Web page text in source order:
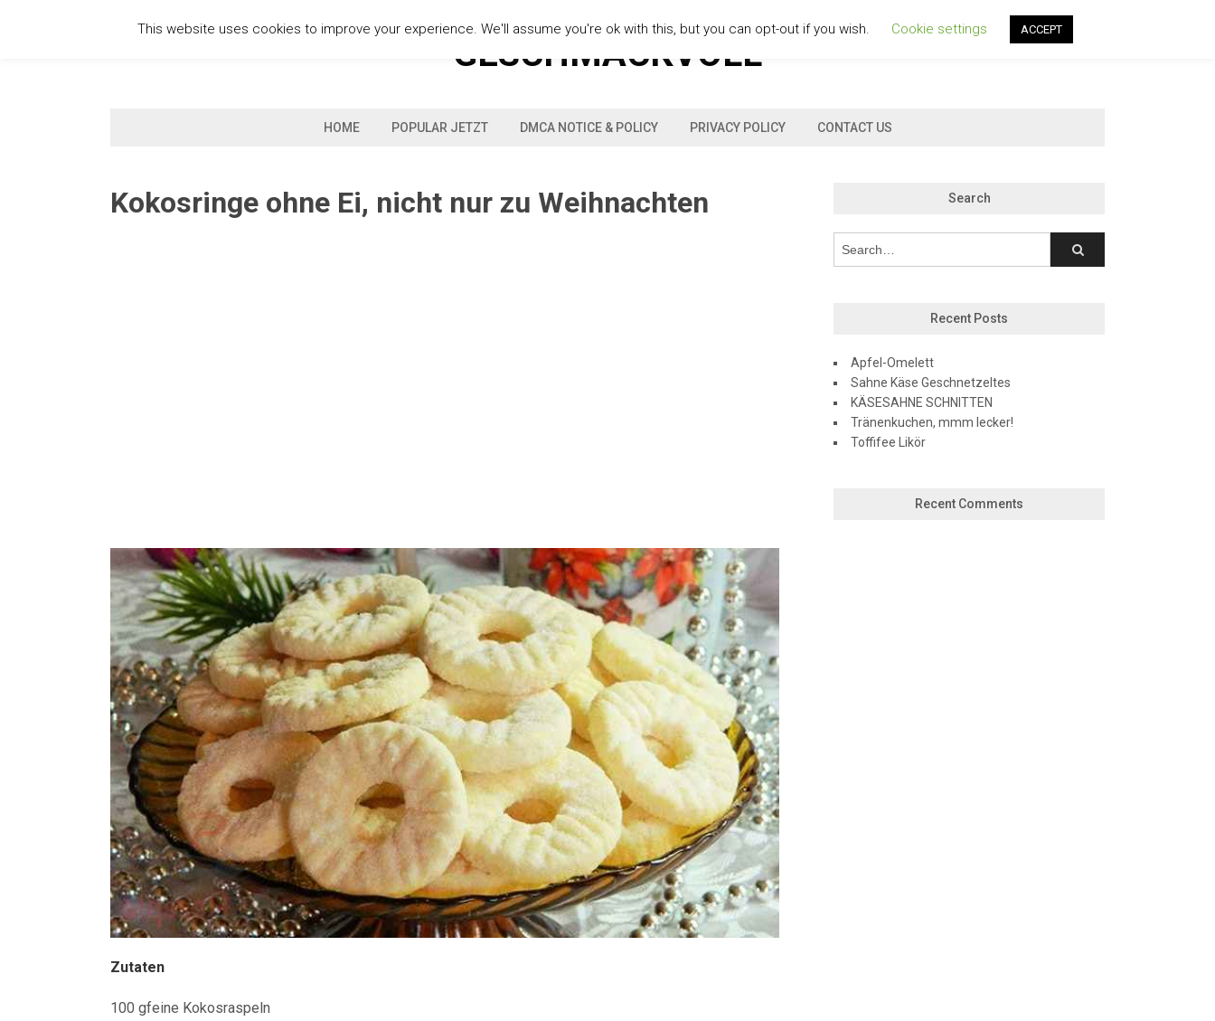
GESCHMACKVOLL
HOME POPULAR JETZT DMCA NOTICE & POLICY PRIVACY POLICY CONTACT US
Kokosringe ohne Ei, nicht nur zu Weihnachten
Zutaten
100 gfeine Kokosraspeln
Search
Recent Posts
Apfel-Omelett
Sahne Käse Geschnetzeltes
KÄSESAHNE SCHNITTEN
Tränenkuchen, mmm lecker!
Toffifee Likör
Recent Comments
This website uses cookies to improve your experience. We'll assume you're ok with this, but you can opt-out if you wish. Cookie settings ACCEPT